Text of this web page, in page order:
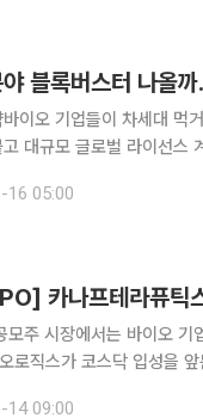
블록버스터 나올
이오 기업들이 차세대 먹
대규모 글로벌 라이선스
암 치료제 후보물질이 임
16 05:00
카나프테라퓨틱
모주 시장에서는 바이오
로직스가 코스닥 입성을
14 09:00